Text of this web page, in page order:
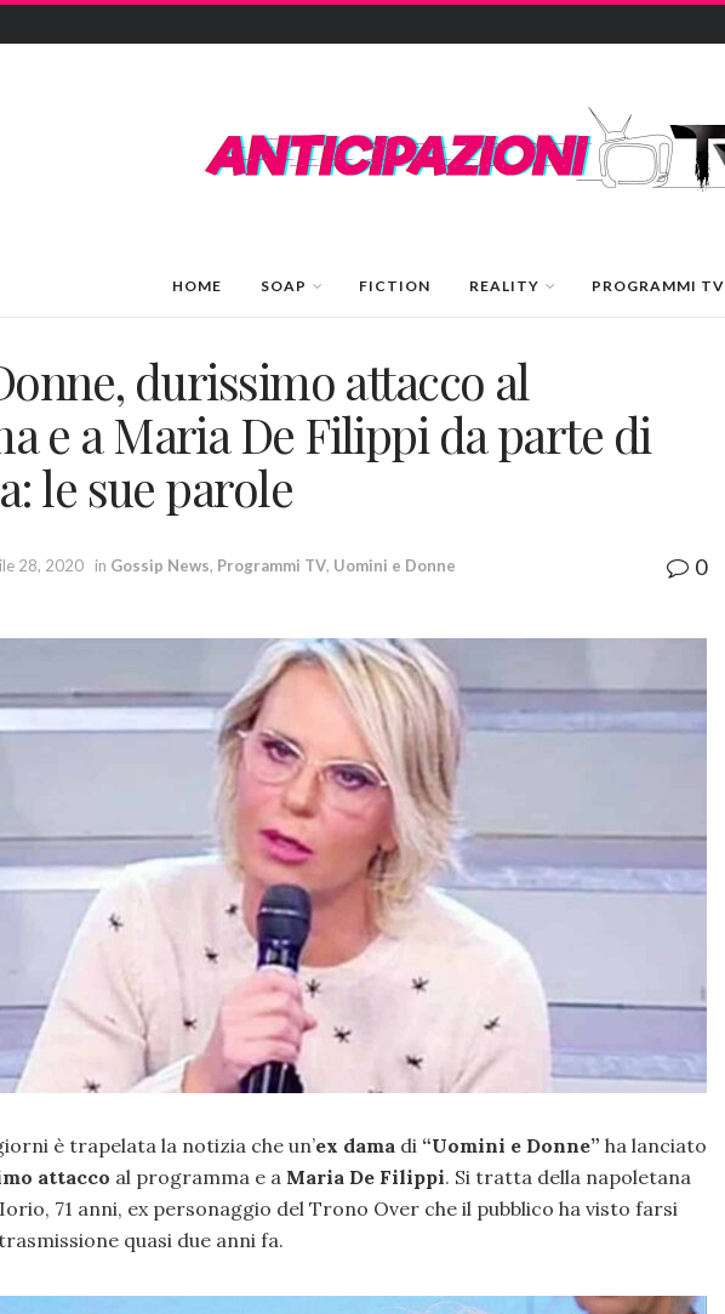
HOME SOAP FICTION REALITY PROGRAMMI TV
durissimo attacco al
e a Maria De Filippi da parte di
le sue parole
28, 2020 in Gossip News, Programmi TV, Uomini e Donne 0
è trapelata la notizia che un’ex dama di “Uomini e Donne” ha lanciato
attacco al programma e a Maria De Filippi. Si tratta della napoletana
71 anni, ex personaggio del Trono Over che il pubblico ha visto farsi
quasi due anni fa.